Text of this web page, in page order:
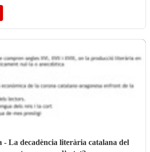
- La decadència literària catalana del